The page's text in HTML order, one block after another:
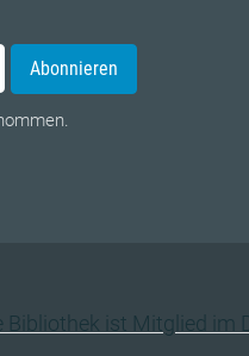
Abonnieren